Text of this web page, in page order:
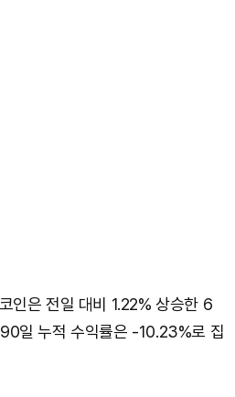
인은 전일 대비 1.22% 상승한 6
일 누적 수익률은 -10.23%로 집